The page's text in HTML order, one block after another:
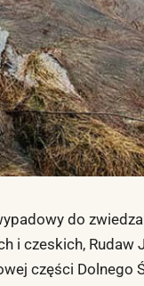
do
i czeskich, Rudaw
części Dolnego